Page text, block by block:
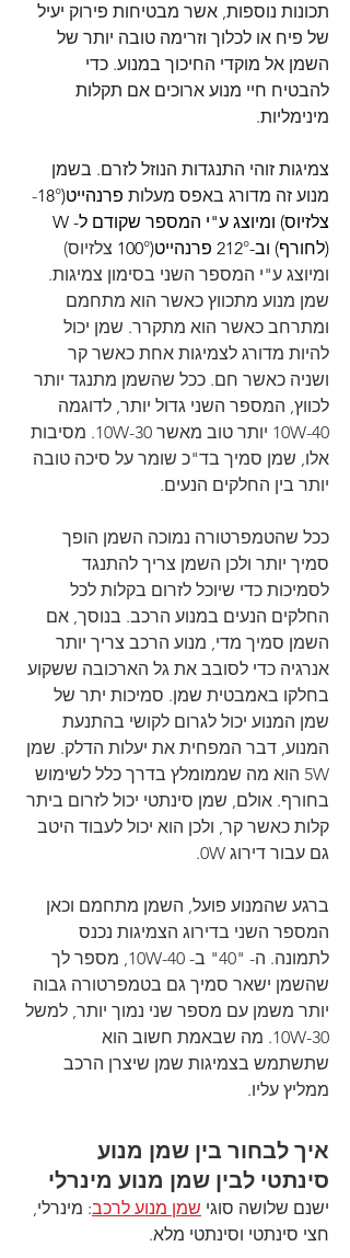
תכונות נוספות, אשר מבטיחות פירוק יעיל
של פיח או לכלוך וזרימה טובה יותר של
השמן אל מוקדי החיכוך במנוע. כדי
להבטיח חיי מנוע ארוכים אם תקלות
מינימליות.
צמיגות זוהי התנגדות הנוזל לזרם. בשמן
מנוע זה מדורג באפס מעלות פרנהייט(18°-
(לחורף) וב-212° פרנהייט(100
° צלזיוס)
ומיוצג ע"י המספר השני בסימון צמיגות.
שמן מנוע מתכווץ כאשר הוא מתחמם
ומתרחב כאשר הוא מתקרר. שמן יכול
להיות מדורג לצמיגות אחת כאשר קר
ושניה כאשר חם. ככל שהשמן מתנגד יותר
לכווץ, המספר השני גדול יותר, לדוגמה
10W-40 יותר טוב מאשר 10W-30. מסיבות
אלו, שמן סמיך בד"כ שומר על סיכה טובה
יותר בין החלקים הנעים.
ככל שהטמפרטורה נמוכה השמן הופך
סמיך יותר ולכן השמן צריך להתנגד
לסמיכות כדי שיוכל לזרום בקלות לכל
החלקים הנעים במנוע הרכב. בנוסך, אם
השמן סמיך מדי, מנוע הרכב צריך יותר
אנרגיה כדי לסובב את גל הארכובה ששקוע
בחלקו באמבטית שמן. סמיכות יתר של
שמן המנוע יכול לגרום לקושי בהתנעת
המנוע, דבר המפחית את יעלות הדלק. שמן
5W הוא מה שממומלץ בדרך כלל לשימוש
בחורף. אולם, שמן סינתטי יכול לזרום ביתר
קלות כאשר קר, ולכן הוא יכול לעבוד היטב
גם עבור דירוג 0W.
ברגע שהמנוע פועל, השמן מתחמם וכאן
המספר השני בדירוג הצמיגות נכנס
לתמונה. ה- "40" ב- 10W-40, מספר לך
שהשמן ישאר סמיך גם בטמפרטורה גבוה
יותר משמן עם מספר שני נמוך יותר, למשל
10W-30. מה שבאמת חשוב הוא
שתשתמש בצמיגות שמן שיצרן הרכב
ממליץ עליו.
איך לבחור בין שמן מנוע
סינתטי לבין שמן מנוע מינרלי
ישנם שלושה סוגי שמן מנוע לרכב: מינרלי,
חצי סינתטי וסינתטי מלא.